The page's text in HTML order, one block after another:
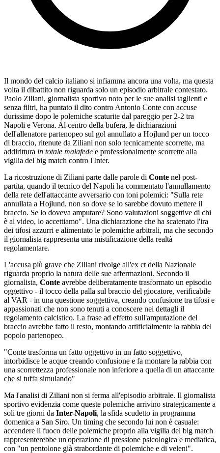
Il mondo del calcio italiano si infiamma ancora una volta, ma questa
volta il dibattito non riguarda solo un episodio arbitrale contestato.
Paolo Ziliani, giornalista sportivo noto per le sue analisi taglienti e
senza filtri, ha puntato il dito contro Antonio Conte con accuse
durissime dopo le polemiche scaturite dal pareggio per 2-2 tra
Napoli e Verona. Al centro della bufera, le dichiarazioni
dell'allenatore partenopeo sul gol annullato a Hojlund per un tocco
di braccio, ritenute da Ziliani non solo tecnicamente scorrette, ma
addirittura in totale malafede e professionalmente scorrette alla
vigilia del big match contro l'Inter.
La ricostruzione di Ziliani parte dalle parole di Conte nel post-
partita, quando il tecnico del Napoli ha commentato l'annullamento
della rete dell'attaccante avversario con toni polemici: "Sulla rete
annullata a Hojlund, non so dove se lo sarebbe dovuto mettere il
braccio. Se lo doveva amputare? Sono valutazioni soggettive di chi
è al video, lo accettiamo". Una dichiarazione che ha scatenato l'ira
dei tifosi azzurri e alimentato le polemiche arbitrali, ma che secondo
il giornalista rappresenta una mistificazione della realtà
regolamentare.
L'accusa più grave che Ziliani rivolge all'ex ct della Nazionale
riguarda proprio la natura delle sue affermazioni. Secondo il
giornalista, Conte avrebbe deliberatamente trasformato un episodio
oggettivo - il tocco della palla sul braccio del giocatore, verificabile
al VAR - in una questione soggettiva, creando confusione tra tifosi e
appassionati che non sono tenuti a conoscere nei dettagli il
regolamento calcistico. La frase ad effetto sull'amputazione del
braccio avrebbe fatto il resto, montando artificialmente la rabbia del
popolo partenopeo.
"Conte trasforma un fatto oggettivo in un fatto soggettivo,
intorbidisce le acque creando confusione e fa montare la rabbia con
una scorrettezza professionale non inferiore a quella di un attaccante
che si tuffa simulando"
Ma l'analisi di Ziliani non si ferma all'episodio arbitrale. Il giornalista
sportivo evidenzia come queste polemiche arrivino strategicamente a
soli tre giorni da Inter-Napoli, la sfida scudetto in programma
domenica a San Siro. Un timing che secondo lui non è casuale:
accendere il fuoco delle polemiche proprio alla vigilia del big match
rappresenterebbe un'operazione di pressione psicologica e mediatica,
con "un pentolone già strabordante di polemiche e di veleni".